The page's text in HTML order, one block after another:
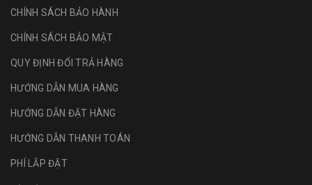
CHÍNH SÁCH BẢO HÀNH
CHÍNH SÁCH BẢO MẬT
QUY ĐỊNH ĐỔI TRẢ HÀNG
HƯỚNG DẪN MUA HÀNG
HƯỚNG DẪN ĐẶT HÀNG
HƯỚNG DẪN THANH TOÁN
PHÍ LẮP ĐẶT